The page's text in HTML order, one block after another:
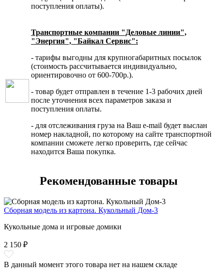
поступления оплаты).
Транспортные компании "Деловые линии",
"Энергия", "Байкал Сервис":
- тарифы выгодны для крупногабаритных посылок
(стоимость рассчитывается индивидуально,
ориентировочно от 600-700р.).
- товар будет отправлен в течение 1-3 рабочих дней
после уточнения всех параметров заказа и
поступления оплаты.
- для отслеживания груза на Ваш e-mail будет выслан
номер накладной, по которому на сайте транспортной
компании сможете легко проверить, где сейчас
находится Ваша покупка.
Рекомендованные товары
Сборная модель из картона. Кукольный Дом-3
Кукольные дома и игровые домики
2 150 ₽
В данный момент этого товара нет на нашем складе